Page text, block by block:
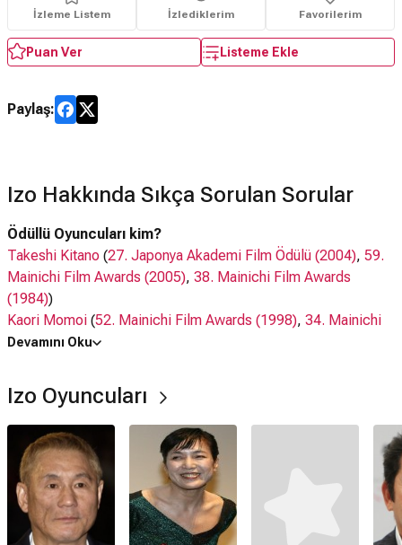
İzleme Listem İzlediklerim Favorilerim
Puan Ver Listeme Ekle
Paylaş:
Izo Hakkında Sıkça Sorulan Sorular
Ödüllü Oyuncuları kim?
Takeshi Kitano (27. Japonya Akademi Film Ödülü (2004), 59.
Mainichi Film Awards (2005), 38. Mainichi Film Awards
(1984))
Kaori Momoi (52. Mainichi Film Awards (1998), 34. Mainichi
Film Awards (1980)
Ryuhei Matsuda
37. Japonya Akademi Film Ödülü (2014)
Mainichi Film Awards (2014)
(2001))
Oyuncuları kim?
Takeshi Kitano, Kaori Momoi,Hiroshi Katsuno
, Hiroki
Matsukata,Daijiro Harada, Ryuhei Matsuda
Devamını Oku
Izo Oyuncuları